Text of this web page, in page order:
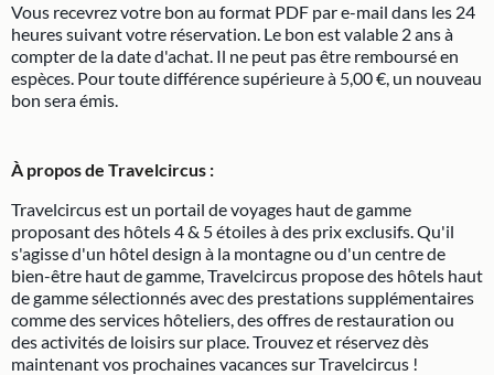
Vous recevrez votre bon au format PDF par e-mail dans les 24
heures suivant votre réservation. Le bon est valable 2 ans à
compter de la date d'achat. Il ne peut pas être remboursé en
espèces. Pour toute différence supérieure à 5,00 €, un nouveau
bon sera émis.
À propos de Travelcircus :
Travelcircus est un portail de voyages haut de gamme
proposant des hôtels 4 & 5 étoiles à des prix exclusifs. Qu'il
s'agisse d'un hôtel design à la montagne ou d'un centre de
bien-être haut de gamme, Travelcircus propose des hôtels haut
de gamme sélectionnés avec des prestations supplémentaires
comme des services hôteliers, des offres de restauration ou
des activités de loisirs sur place. Trouvez et réservez dès
maintenant vos prochaines vacances sur Travelcircus !